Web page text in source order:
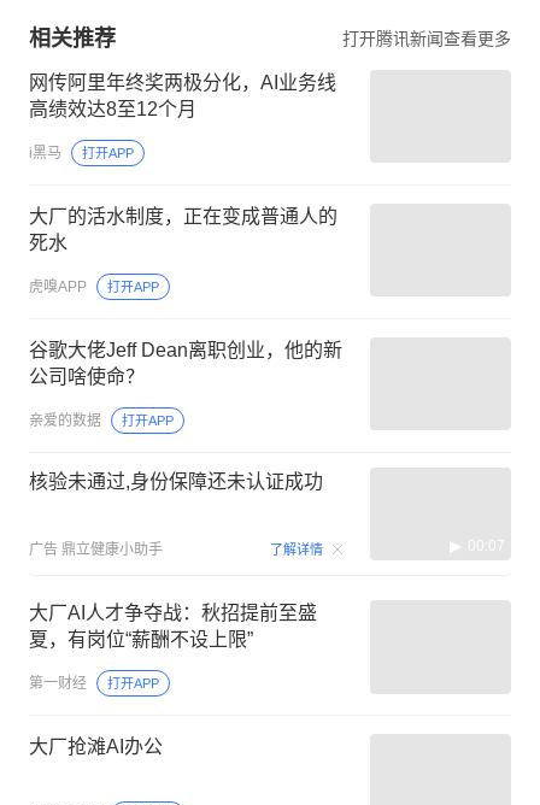
相关推荐 打开腾讯新闻查看更多
网传阿里年终奖两极分化，AI业务线
高绩效达8至12个月
i黑马 打开APP
大厂的活水制度，正在变成普通人的
死水
虎嗅APP 打开APP
谷歌大佬Jeff Dean离职创业，他的新
公司啥使命？
亲爱的数据 打开APP
核验未通过,身份保障还未认证成功
广告 鼎立健康小助手 了解详情 00:07
大厂AI人才争夺战：秋招提前至盛
夏，有岗位“薪酬不设上限”
第一财经 打开APP
大厂抢滩AI办公